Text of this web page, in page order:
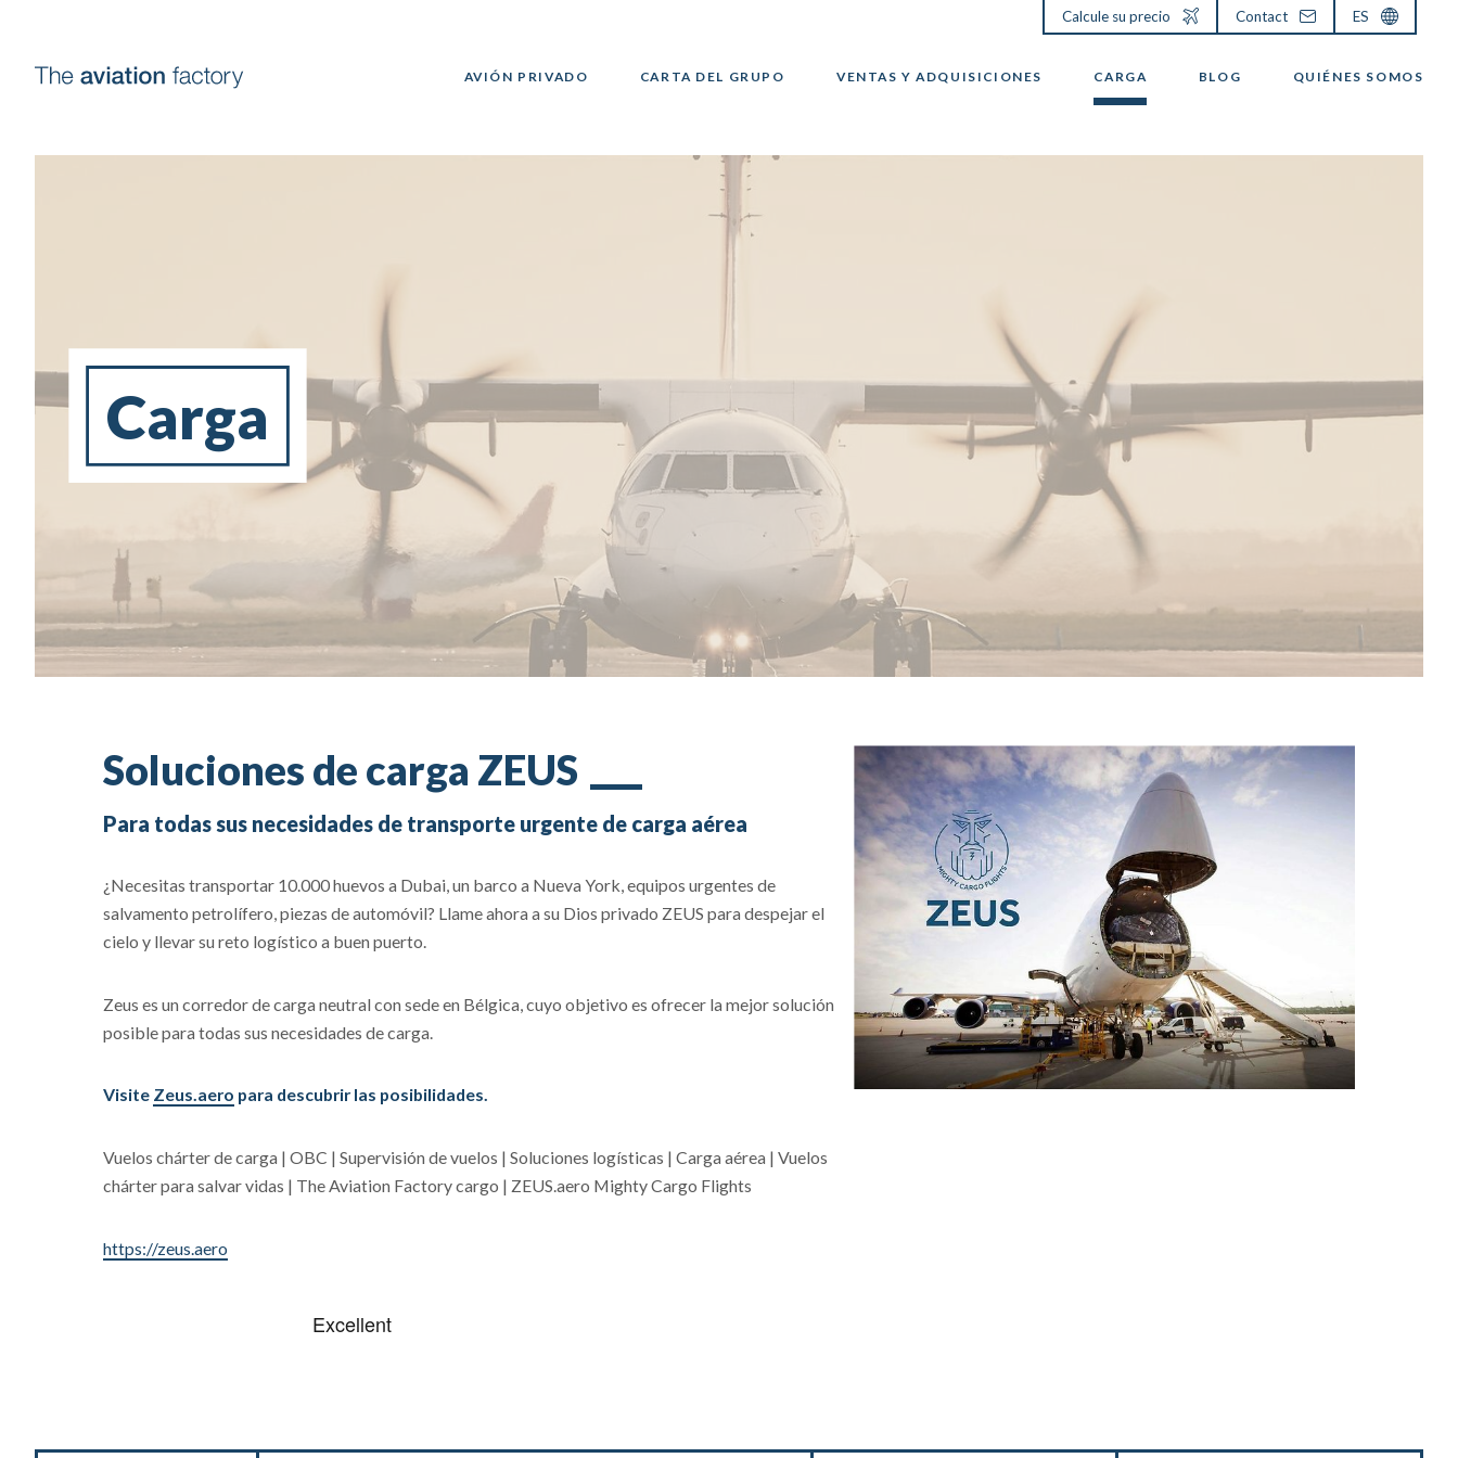
AVIÓN PRIVADO CARTA DEL GRUPO VENTAS Y ADQUISICIONES CARGA BLOG QUIÉNES SOMOS
Calcule su precio Contact ES
Carga
Soluciones de carga ZEUS
Para todas sus necesidades de transporte urgente de carga aérea
¿Necesitas transportar 10.000 huevos a Dubai, un barco a Nueva York, equipos urgentes de
salvamento petrolífero, piezas de automóvil? Llame ahora a su Dios privado ZEUS para despejar el
cielo y llevar su reto logístico a buen puerto.
Zeus es un corredor de carga neutral con sede en Bélgica, cuyo objetivo es ofrecer la mejor solución
posible para todas sus necesidades de carga.
Visite Zeus.aero para descubrir las posibilidades.
Vuelos chárter de carga | OBC | Supervisión de vuelos | Soluciones logísticas | Carga aérea | Vuelos
chárter para salvar vidas | The Aviation Factory cargo | ZEUS.aero Mighty Cargo Flights
https://zeus.aero